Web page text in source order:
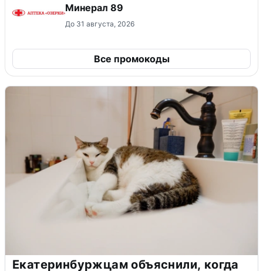
Минерал 89
До 31 августа, 2026
Все промокоды
Екатеринбуржцам объяснили, когда